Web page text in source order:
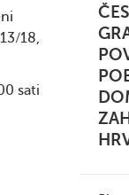
18,
sati